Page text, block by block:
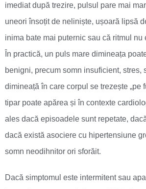
imediat după trezire, pulsul pare mai
uneori însoțit de neliniște, ușoară lipsă
inima bate mai puternic sau că ritmul nu
În practică, un puls mare dimineața
benigni, precum somn insuficient, stres,
dimineață în care corpul se trezește „pe
tipar poate apărea și în contexte
ales dacă episoadele sunt repetate,
dacă există asociere cu hipertensiune
somn neodihnitor ori sforăit.
Dacă simptomul este intermitent sau